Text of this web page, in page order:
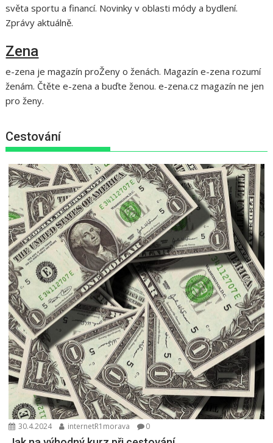
světa sportu a financí. Novinky v oblasti módy a bydlení.
Zprávy aktuálně.
Zena
e-zena je magazín proŽeny o ženách. Magazín e-zena rozumí
ženám. Čtěte e-zena a buďte ženou. e-zena.cz magazín ne jen
pro ženy.
Cestování
30.4.2024 internetR1morava 0